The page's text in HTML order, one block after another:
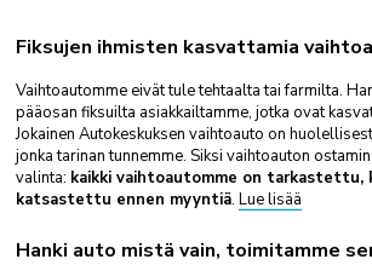
Fiksujen ihmisten kasvattamia
Vaihtoautomme eivät tule tehtaalta tai farmilta.
pääosan fiksuilta asiakkailtamme, jotka ovat
Jokainen Autokeskuksen vaihtoauto on
jonka tarinan tunnemme. Siksi vaihtoauton
valinta: kaikki vaihtoautomme on
katsastettu ennen myyntiä. Lue lisää
Hanki auto mistä vain, toimitamme